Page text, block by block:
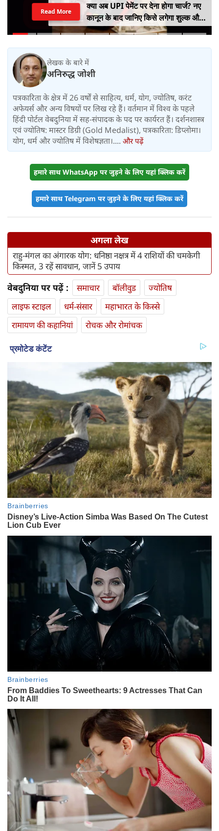
क्या अब UPI पेमेंट पर देना होगा चार्ज? नए
कानून के बाद जानिए किसे लगेगा शुल्क और
किसे नहीं
Read More
लेखक के बारे में
अनिरुद्ध जोशी
पत्रकारिता के क्षेत्र में 26 वर्षों से साहित्य, धर्म, योग, ज्योतिष, करंट
अफेयर्स और अन्य विषयों पर लिख रहे हैं। वर्तमान में विश्‍व के पहले
हिंदी पोर्टल वेबदुनिया में सह-संपादक के पद पर कार्यरत हैं। दर्शनशास्त्र
एवं ज्योतिष: मास्टर डिग्री (Gold Medalist), पत्रकारिता: डिप्लोमा।
योग, धर्म और ज्योतिष में विशेषज्ञता।.... और पढ़ें
हमारे साथ WhatsApp पर जुड़ने के लिए यहां क्लिक करें
हमारे साथ Telegram पर जुड़ने के लिए यहां क्लिक करें
अगला लेख
राहु-मंगल का अंगारक योग: धनिष्ठा नक्षत्र में 4 राशियों की चमकेगी
किस्मत, 3 रहें सावधान, जानें 5 उपाय
वेबदुनिया पर पढ़ें : समाचार बॉलीवुड
ज्योतिष
लाइफ स्‍टाइल
धर्म-संसार
महाभारत के किस्से
रामायण की कहानियां
रोचक और रोमांचक